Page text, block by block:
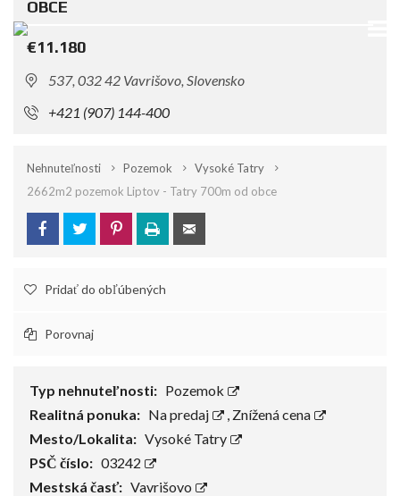
OBCE
€11.180
537, 032 42 Vavrišovo, Slovensko
+421 (907) 144-400
Nehnuteľnosti Pozemok
Vysoké Tatry
2662m2 pozemok Liptov - Tatry 700m od obce
Pridať do obľúbených
Porovnaj
Typ nehnuteľnosti: Pozemok
Realitná ponuka: Na predaj , Znížená cena
Mesto/Lokalita: Vysoké Tatry
PSČ číslo: 03242
Mestská časť: Vavrišovo